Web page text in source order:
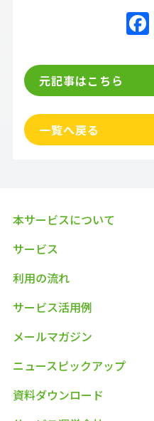
元記事はこちら
一覧へ戻る
本サービスについて
サービス
利用の流れ
サービス活用例
メールマガジン
ニュースピックアップ
資料ダウンロード